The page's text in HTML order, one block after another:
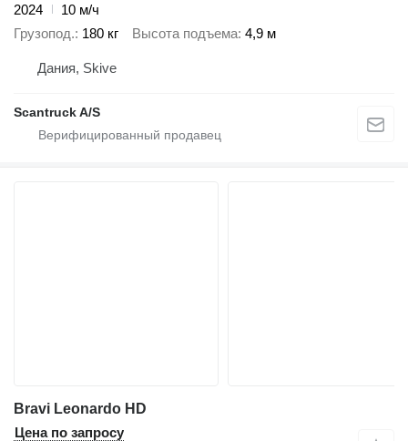
2024
10 м/ч
Грузопод. 180 кг Высота подъема 4,9 м
Дания, Skive
Scantruck A/S
Bravi Leonardo HD
Цена по запросу